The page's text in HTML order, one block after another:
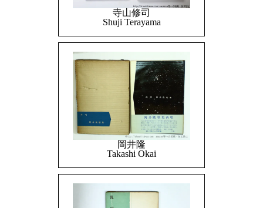
寺山修司
Shuji Terayama
岡井隆
Takashi Okai